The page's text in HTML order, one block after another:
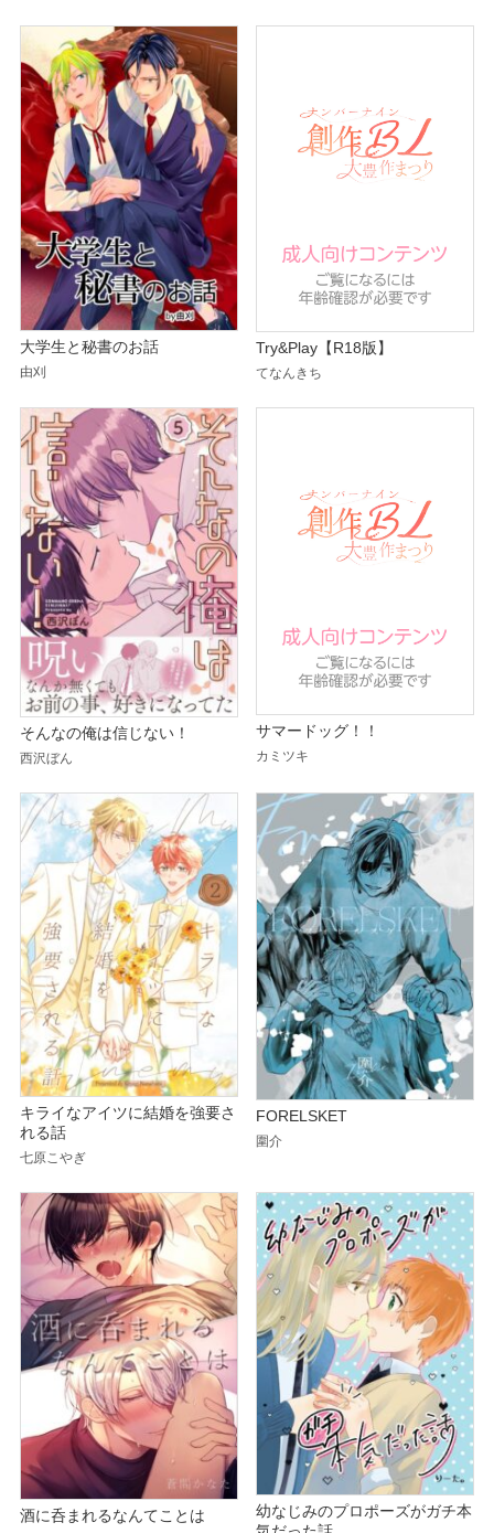
大学生と秘書のお話
由刈
Try&Play【R18版】
てなんきち
そんなの俺は信じない！
西沢ぼん
サマードッグ！！
カミツキ
キライなアイツに結婚を強要さ
れる話
七原こやぎ
FORELSKET
圍介
酒に呑まれるなんてことは
幼なじみのプロポーズがガチ本